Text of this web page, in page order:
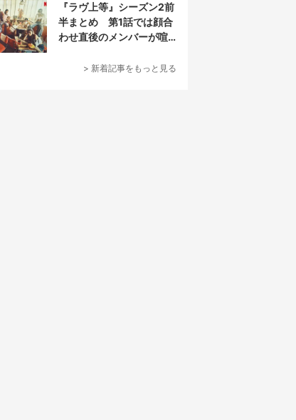
『ラヴ上等』シーズン2前
半まとめ 第1話では顔合
わせ直後のメンバーが喧
> 新着記事をもっと見る